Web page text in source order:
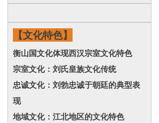
【文化特色】
衡山国文化体现西汉宗室文化特色
宗室文化：刘氏皇族文化传统
忠诚文化：刘勃忠诚于朝廷的典型表
现
地域文化：江北地区的文化特色